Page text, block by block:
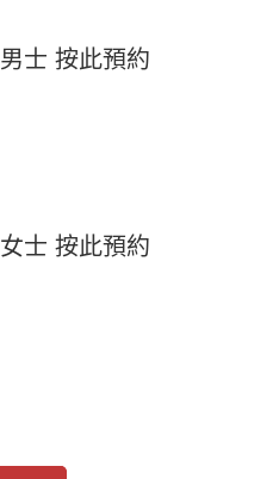
男士 按此預約
女士 按此預約